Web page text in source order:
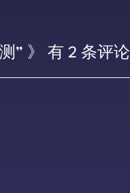
” 》 有 2 条评论